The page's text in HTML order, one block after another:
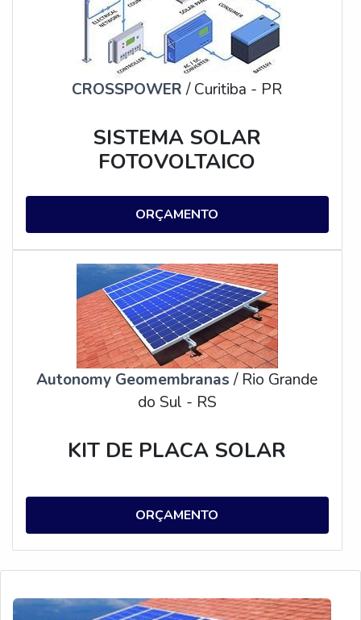
CROSSPOWER/ Curitiba - PR
SISTEMA SOLAR
FOTOVOLTAICO
ORÇAMENTO
Autonomy Geomembranas/ Rio Grande
do Sul - RS
KIT DE PLACA SOLAR
ORÇAMENTO